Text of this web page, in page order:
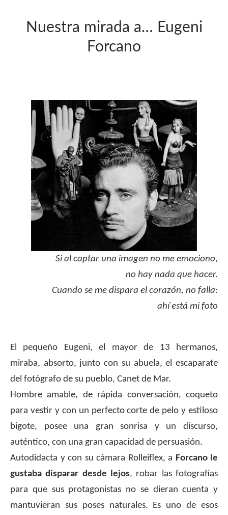
Nuestra mirada a… Eugeni
Forcano
Si al captar una imagen no me emociono,
no hay nada que hacer.
Cuando se me dispara el corazón, no falla:
ahí está mi foto
El pequeño Eugeni, el mayor de 13 hermanos,
miraba, absorto, junto con su abuela, el escaparate
del fotógrafo de su pueblo, Canet de Mar.
Hombre amable, de rápida conversación, coqueto
para vestir y con un perfecto corte de pelo y estiloso
bigote, posee una gran sonrisa y un discurso,
auténtico, con una gran capacidad de persuasión.
Autodidacta y con su cámara Rolleiflex, a Forcano le
gustaba disparar desde lejos, robar las fotografías
para que sus protagonistas no se dieran cuenta y
mantuvieran sus poses naturales. Es uno de esos